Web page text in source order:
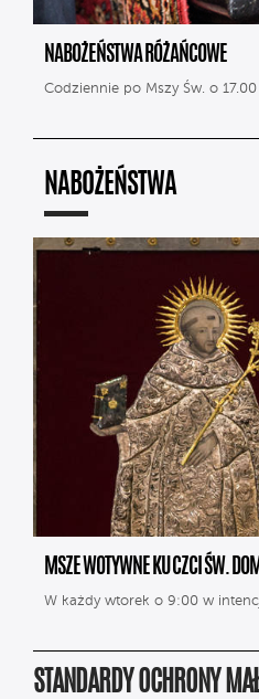
NABOŻEŃSTWA RÓŻAŃCOWE
Codziennie po Mszy Św. o 17.00
NABOŻEŃSTWA
MSZE WOTYWNE KU CZCI ŚW.
W każdy wtorek o 9:00 w
STANDARDY OCHRONY